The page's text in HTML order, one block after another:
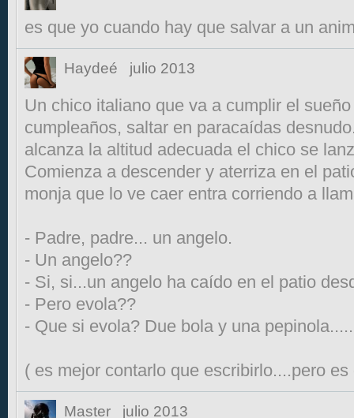
es que yo cuando hay que salvar a un
Haydeé julio 2013
Un chico italiano que va a cumplir el
cumpleaños, saltar en paracaídas
alcanza la altitud adecuada el chico se
Comienza a descender y aterriza en el
monja que lo ve caer entra corriendo a
- Padre, padre... un angelo.
- Un angelo??
- Si, si...un angelo ha caído en el patio
- Pero evola??
- Que si evola? Due bola y una pepinola.....
( es mejor contarlo que escribirlo....pero
Master julio 2013